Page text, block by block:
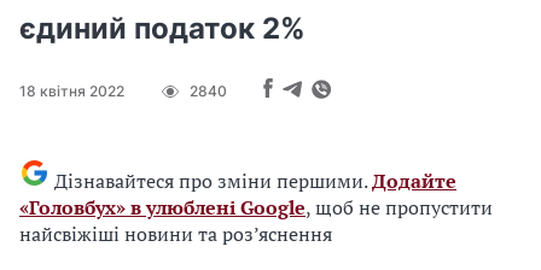
єдиний податок 2%
18 квітня 2022 2840
Дізнавайтеся про зміни першими.Додайте
«Головбух» в улюблені Google, щоб не пропустити
найсвіжіші новини та роз’яснення